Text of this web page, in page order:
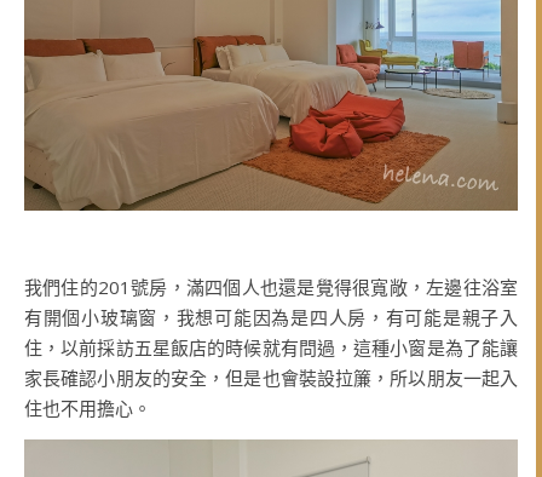
我們住的201號房，滿四個人也還是覺得很寬敞，左邊往浴室
有開個小玻璃窗，我想可能因為是四人房，有可能是親子入
住，以前採訪五星飯店的時候就有問過，這種小窗是為了能讓
家長確認小朋友的安全，但是也會裝設拉簾，所以朋友一起入
住也不用擔心。